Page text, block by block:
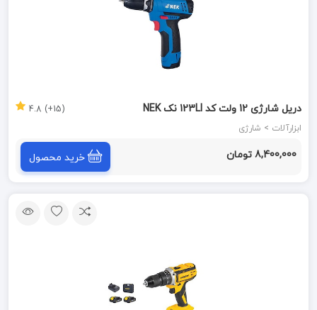
دریل شارژی 12 ولت کد 123LI نک NEK
ابزارآلات > شارژی
(15+) 4.8
8,400,000 تومان خرید محصول